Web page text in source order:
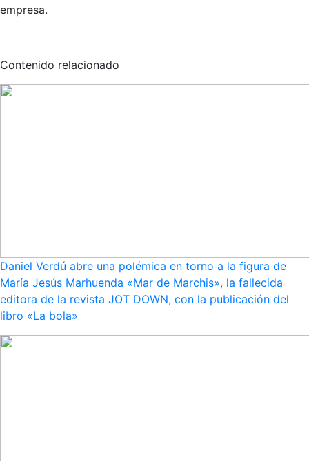
empresa.
Contenido relacionado
Daniel Verdú abre una polémica en torno a la figura de
María Jesús Marhuenda «Mar de Marchis», la fallecida
editora de la revista JOT DOWN, con la publicación del
libro «La bola»